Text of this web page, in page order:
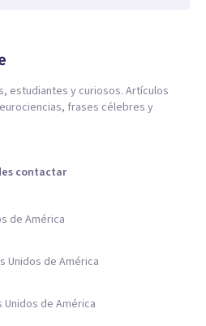
estudiantes y curiosos. Artículos
frases célebres y
contactar
de América
Unidos de América
de América